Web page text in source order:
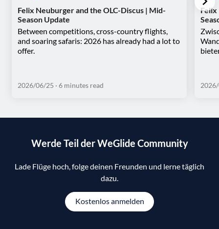
Felix Neuburger and the OLC-Discus | Mid-
Season Update
Between competitions, cross-country flights,
and soaring safaris: 2026 has already had a lot to
offer.
2026/06/25 · 6 minutes read
Werde Teil der WeGlide Community
Lade Flüge hoch, folge deinen Freunden und lerne täglich
dazu.
Kostenlos anmelden